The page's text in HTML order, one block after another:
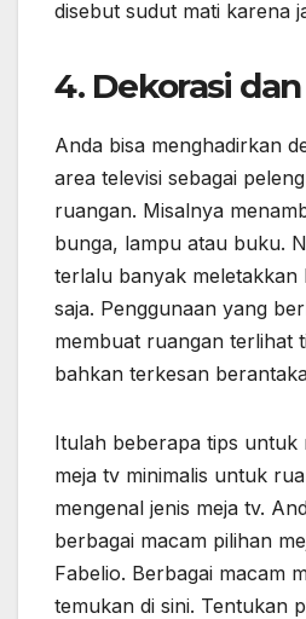
disebut sudut mati karena
4. Dekorasi
Anda bisa menghadirkan
area televisi sebagai
ruangan. Misalnya
bunga, lampu atau buku.
terlalu banyak meletakkan
saja. Penggunaan yang
membuat ruangan terlihat
bahkan terkesan
Itulah beberapa tips untuk
meja tv minimalis untuk
mengenal jenis meja tv.
berbagai macam pilihan
Fabelio. Berbagai macam
temukan di sini. Tentukan